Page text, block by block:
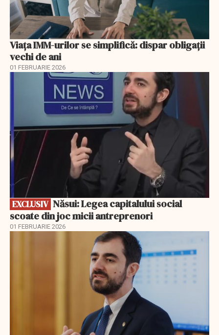
Viața IMM-urilor se simplifică: dispar obligații
vechi de ani
01 FEBRUARIE 2026
EXCLUSIV
EXCLUSIV
scoate din joc micii antreprenori
01 FEBRUARIE 2026